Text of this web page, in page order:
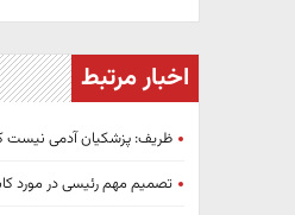
اخبار مرتبط
ظریف: پزشکیان آدمی نیست
تصمیم مهم رئیسی در مورد